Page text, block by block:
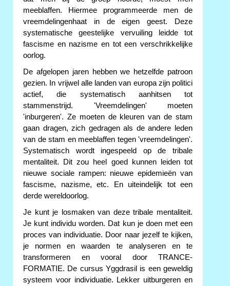
meeblaffen. Hiermee programmeerde men de
vreemdelingenhaat in de eigen geest. Deze
systematische geestelijke vervuiling leidde tot
fascisme en nazisme en tot een verschrikkelijke
oorlog.
De afgelopen jaren hebben we hetzelfde patroon
gezien. In vrijwel alle landen van europa zijn politici
actief, die systematisch aanhitsen tot
stammenstrijd. 'Vreemdelingen' moeten
'inburgeren'. Ze moeten de kleuren van de stam
gaan dragen, zich gedragen als de andere leden
van de stam en meeblaffen tegen 'vreemdelingen'.
Systematisch wordt ingespeeld op de tribale
mentaliteit. Dit zou heel goed kunnen leiden tot
nieuwe sociale rampen: nieuwe epidemieën van
fascisme, nazisme, etc. En uiteindelijk tot een
derde wereldoorlog.
Je kunt je losmaken van deze tribale mentaliteit.
Je kunt individu worden. Dat kun je doen met een
proces van individuatie. Door naar jezelf te kijken,
je normen en waarden te analyseren en te
transformeren en vooral door TRANCE-
FORMATIE. De cursus Yggdrasil is een geweldig
systeem voor individuatie. Lekker uitburgeren en